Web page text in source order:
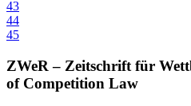
43
44
45
ZWeR – Zeitschrift für
of Competition Law